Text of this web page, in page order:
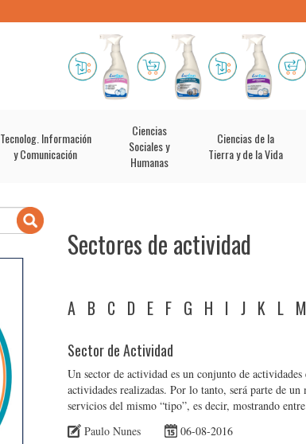
Tecnolog. Información
y Comunicación
Ciencias
Sociales y
Humanas
Ciencias de la
Tierra y de la Vida
Sectores de actividad
A B C D E F G H I J K L M
Sector de Actividad
Un sector de actividad es un conjunto de
actividades realizadas. Por lo tanto, será parte de
servicios del mismo “tipo”, es decir, mostrando
Paulo Nunes
06-08-2016